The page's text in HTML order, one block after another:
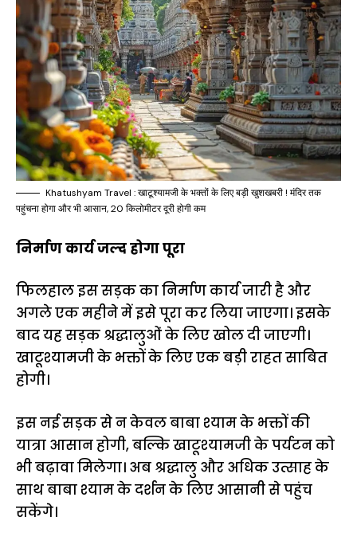
Khatushyam Travel : खाटूश्यामजी के भक्तों के लिए बड़ी खुशखबरी ! मंदिर तक
पहुंचना होगा और भी आसान, 20 किलोमीटर दूरी होगी कम
निर्माण कार्य जल्द होगा पूरा
फिलहाल इस सड़क का निर्माण कार्य जारी है और
अगले एक महीने में इसे पूरा कर लिया जाएगा। इसके
बाद यह सड़क श्रद्धालुओं के लिए खोल दी जाएगी।
खाटूश्यामजी के भक्तों के लिए एक बड़ी राहत साबित
होगी।
इस नई सड़क से न केवल बाबा श्याम के भक्तों की
यात्रा आसान होगी, बल्कि खाटूश्यामजी के पर्यटन को
भी बढ़ावा मिलेगा। अब श्रद्धालु और अधिक उत्साह के
साथ बाबा श्याम के दर्शन के लिए आसानी से पहुंच
सकेंगे।